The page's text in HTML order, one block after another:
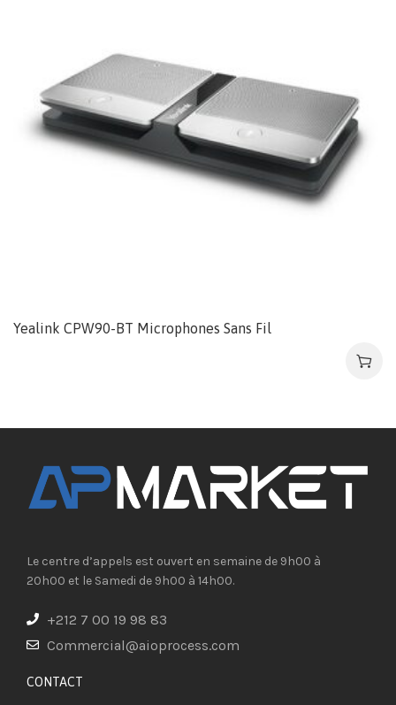
Yealink CPW90-BT Microphones Sans Fil
Le centre d’appels est ouvert en semaine de 9h00 à
20h00 et le Samedi de 9h00 à 14h00.
+212 7 00 19 98 83
Commercial@aioprocess.com
CONTACT​